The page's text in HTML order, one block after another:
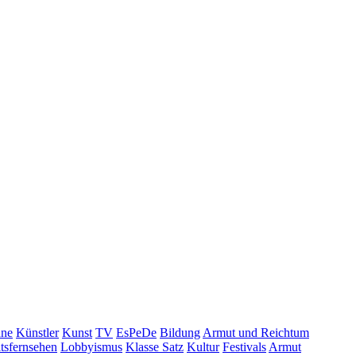
Künstler Kunst TV EsPeDe Bildung Armut und Reichtum
Lobbyismus Klasse Satz Kultur Festivals Armut